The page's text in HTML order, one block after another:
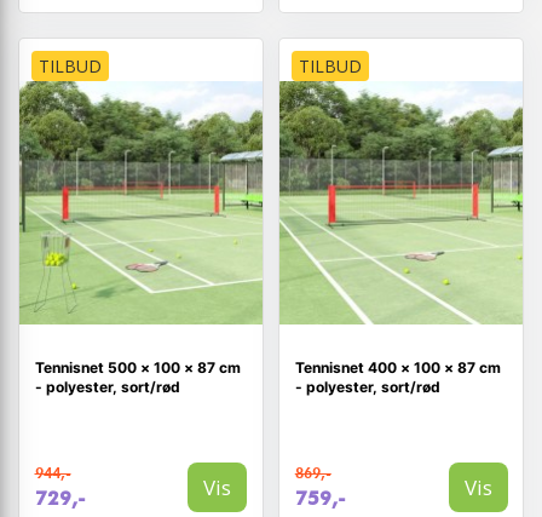
TILBUD
Tennisnet 500 × 100 × 87 cm
- polyester, sort/rød
944,-
729,- Vis
TILBUD
Tennisnet 400 × 100 × 87 cm
- polyester, sort/rød
869,-
759,- Vis